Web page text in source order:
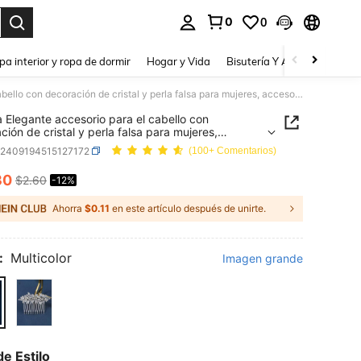
0 0
interior y ropa de dormir Hogar y Vida Bisutería Y Accesorios
1 pieza Elegante accesorio para el cabello con decoración de cristal y perla falsa para mujeres, accesorios de novia para el Día de San Valentín, accesorios para el cabello de boda
Elegante accesorio para el cabello con
de cristal y perla falsa para mujeres,
de novia para el Día de San Valentín,
para el cabello de boda
(100+ Comentarios)
AND AVAILABILITY
$2.60 -12%
Ahorra $0.11 en este artículo después de unirte.
Multicolor Imagen grande
Estilo